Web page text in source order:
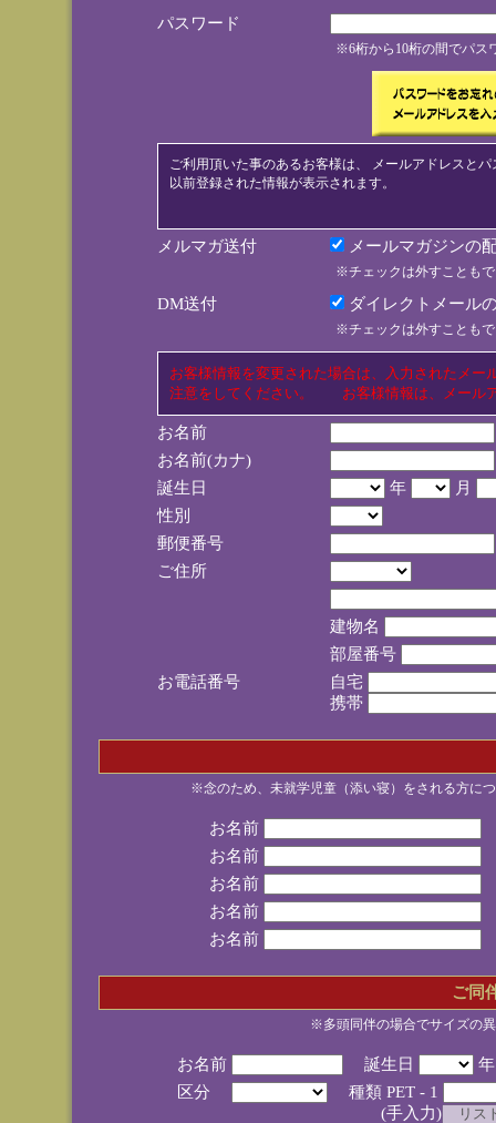
パスワード
※6桁から10桁の間でパス
ご利用頂いた事のあるお客様は、 メールアドレスと
以前登録された情報が表示されます。
メルマガ送付 メールマガジンの
※チェックは外すことも
DM送付 ダイレクトメール
※チェックは外すことも
お客様情報を変更された場合は、入力されたメ
注意をしてください。 お客様情報は、メール
お名前
お名前(カナ)
誕生日
年
月
性別
郵便番号
ご住所
建物名
部屋番号
お電話番号
自宅
携帯
※念のため、未就学児童（添い寝）をされる方に
お名前
お名前
お名前
お名前
お名前
ご同
※多頭同伴の場合でサイズの
お名前 誕生日
区分
種類 PET - 1
(手入力)